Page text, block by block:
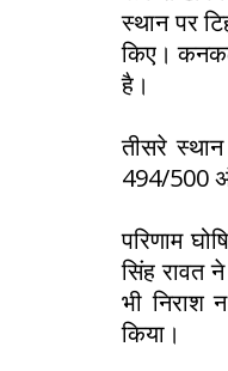
स्थान पर
किए।
है।
तीसरे
494/500
परिणाम
सिंह रावत
भी निराश
किया।